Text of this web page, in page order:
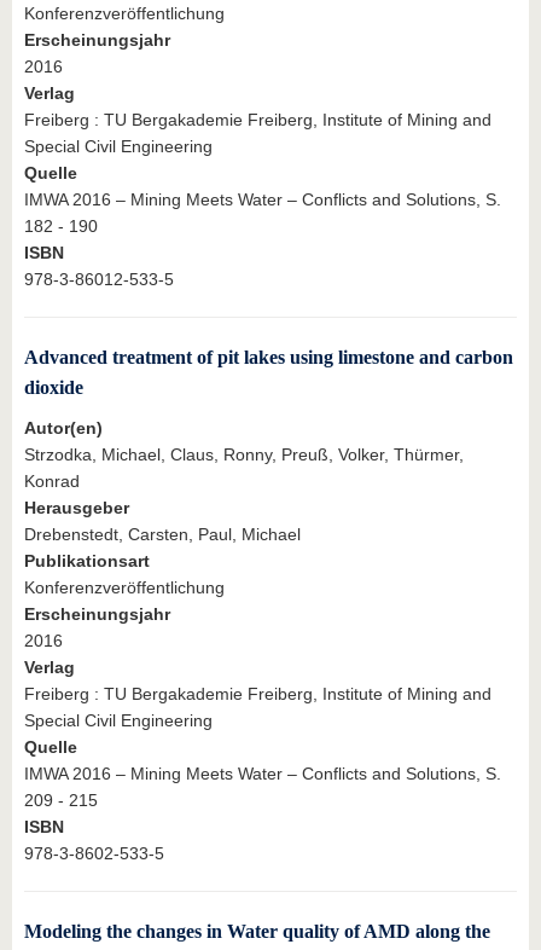
Konferenzveröffentlichung
Erscheinungsjahr
2016
Verlag
Freiberg : TU Bergakademie Freiberg, Institute of Mining and
Special Civil Engineering
Quelle
IMWA 2016 – Mining Meets Water – Conflicts and Solutions, S.
182 - 190
ISBN
978-3-86012-533-5
Advanced treatment of pit lakes using limestone and carbon
dioxide
Autor(en)
Strzodka, Michael, Claus, Ronny, Preuß, Volker, Thürmer,
Konrad
Herausgeber
Drebenstedt, Carsten, Paul, Michael
Publikationsart
Konferenzveröffentlichung
Erscheinungsjahr
2016
Verlag
Freiberg : TU Bergakademie Freiberg, Institute of Mining and
Special Civil Engineering
Quelle
IMWA 2016 – Mining Meets Water – Conflicts and Solutions, S.
209 - 215
ISBN
978-3-8602-533-5
Modeling the changes in Water quality of AMD along the